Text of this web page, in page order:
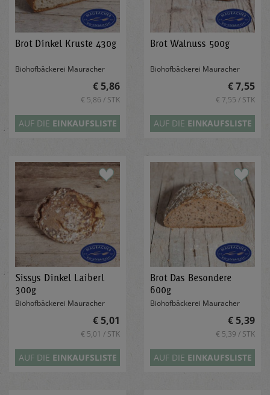
Brot Dinkel Kruste 430g
Biohofbäckerei Mauracher
€ 5,86
€ 5,86 / STK
AUF DIE EINKAUFSLISTE
Brot Walnuss 500g
Biohofbäckerei Mauracher
€ 7,55
€ 7,55 / STK
AUF DIE EINKAUFSLISTE
Sissys Dinkel Laiberl
300g
Biohofbäckerei Mauracher
€ 5,01
€ 5,01 / STK
AUF DIE EINKAUFSLISTE
Brot Das Besondere
600g
Biohofbäckerei Mauracher
€ 5,39
€ 5,39 / STK
AUF DIE EINKAUFSLISTE